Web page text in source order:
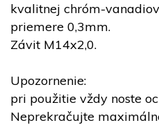
kvalitnej chróm-
priemere 0,3mm.
Závit M14x2,0.
Upozornenie:
pri použitie vždy noste
Neprekračujte